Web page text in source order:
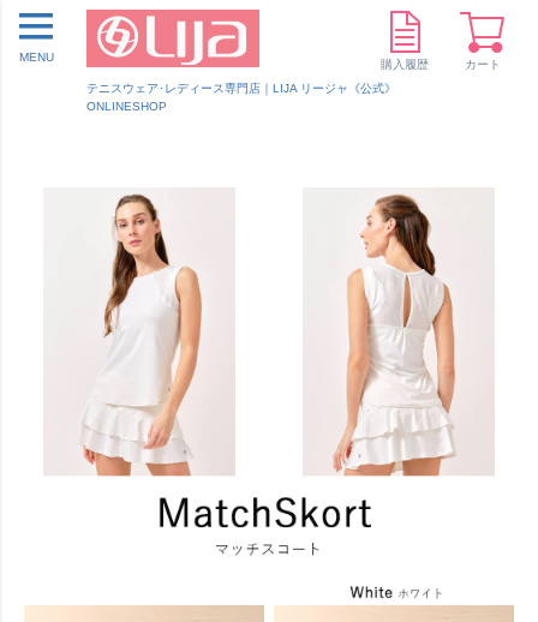
テニスウェア･レディース専門店｜LIJA リージャ《公式》
ONLINESHOP
MENU
購入履歴 カート